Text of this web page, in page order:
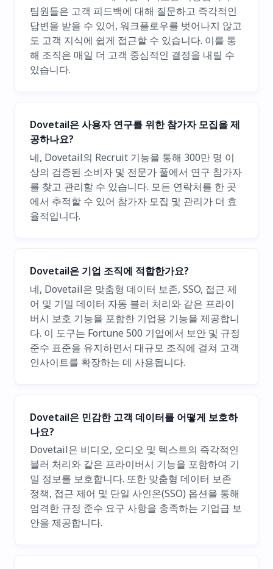
팀원들은 고객 피드백에 대해 질문하고 즉각적인
답변을 받을 수 있어, 워크플로우를 벗어나지 않고
도 고객 지식에 쉽게 접근할 수 있습니다. 이를 통
해 조직은 매일 더 고객 중심적인 결정을 내릴 수
있습니다.
Dovetail은 사용자 연구를 위한 참가자 모집을 제
공하나요?
네, Dovetail의 Recruit 기능을 통해 300만 명 이
상의 검증된 소비자 및 전문가 풀에서 연구 참가자
를 찾고 관리할 수 있습니다. 모든 연락처를 한 곳
에서 추적할 수 있어 참가자 모집 및 관리가 더 효
율적입니다.
Dovetail은 기업 조직에 적합한가요?
네, Dovetail은 맞춤형 데이터 보존, SSO, 접근 제
어 및 기밀 데이터 자동 블러 처리와 같은 프라이
버시 보호 기능을 포함한 기업용 기능을 제공합니
다. 이 도구는 Fortune 500 기업에서 보안 및 규정
준수 표준을 유지하면서 대규모 조직에 걸쳐 고객
인사이트를 확장하는 데 사용됩니다.
Dovetail은 민감한 고객 데이터를 어떻게 보호하
나요?
Dovetail은 비디오, 오디오 및 텍스트의 즉각적인
블러 처리와 같은 프라이버시 기능을 포함하여 기
밀 정보를 보호합니다. 또한 맞춤형 데이터 보존
정책, 접근 제어 및 단일 사인온(SSO) 옵션을 통해
엄격한 규정 준수 요구 사항을 충족하는 기업급 보
안을 제공합니다.